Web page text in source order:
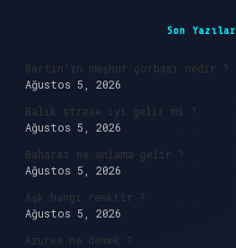
Son Yazılar
Bartın’ın meşhur çorbası nedir ?
Ağustos 5, 2026
Balık strese iyi gelir mi ?
Ağustos 5, 2026
Baharat ne anlama gelir ?
Ağustos 5, 2026
Aşk hangi renktir ?
Ağustos 5, 2026
Azuree ne demek ?